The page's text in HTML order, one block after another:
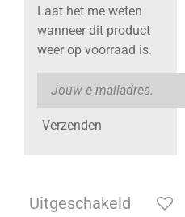
Laat het me weten
wanneer dit product
weer op voorraad is.
Verzenden
Uitgeschakeld